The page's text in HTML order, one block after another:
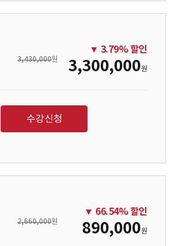
3,430,000원
▼ 3.79% 할인
3,300,000원
수강신청
2,660,000원
▼ 66.54% 할인
890,000원